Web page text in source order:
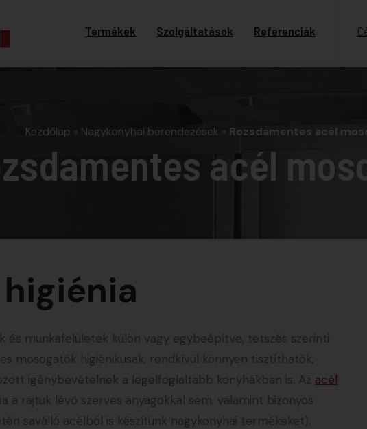
Termékek Szolgáltatások Referenciák
Kezdőlap » Nagykonyhai berendezések » Rozsdamentes acél
acél
és munkafelületek külön vagy egybeépítve, tetszés szerinti
mosogatók higiénikusak, rendkívül könnyen tisztíthatók,
igénybevételnek a legelfoglaltabb konyhákban is. Az acél
a rajtuk lévő szerves anyagokkal sem, valamint bizonyos
saválló acélból is készítünk nagykonyhai termékeket).